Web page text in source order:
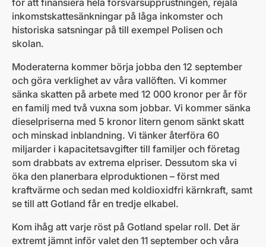
för att finansiera hela försvarsupprustningen, rejäla
inkomstskattesänkningar på låga inkomster och
historiska satsningar på till exempel Polisen och
skolan.
Moderaterna kommer börja jobba den 12 september
och göra verklighet av våra vallöften. Vi kommer
sänka skatten på arbete med 12 000 kronor per år för
en familj med två vuxna som jobbar. Vi kommer sänka
dieselpriserna med 5 kronor litern genom sänkt skatt
och minskad inblandning. Vi tänker återföra 60
miljarder i kapacitetsavgifter till familjer och företag
som drabbats av extrema elpriser. Dessutom ska vi
öka den planerbara elproduktionen – först med
kraftvärme och sedan med koldioxidfri kärnkraft, samt
se till att Gotland får en tredje elkabel.
Kom ihåg att varje röst på Gotland spelar roll. Det är
extremt jämnt inför valet den 11 september och våra